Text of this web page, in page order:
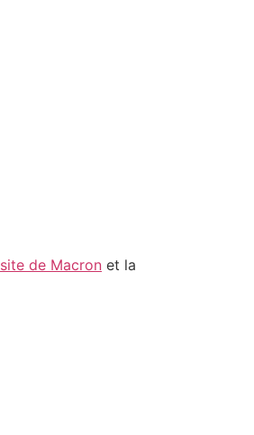
site de Macron et la